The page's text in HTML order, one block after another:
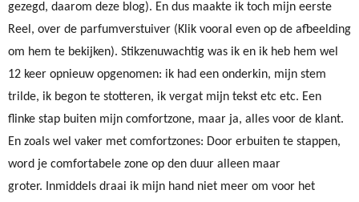
gezegd, daarom deze blog). En dus maakte ik toch mijn eerste
Reel, over de parfumverstuiver (Klik vooral even op de afbeelding
om hem te bekijken). Stikzenuwachtig was ik en ik heb hem wel
12 keer opnieuw opgenomen: ik had een onderkin, mijn stem
trilde, ik begon te stotteren, ik vergat mijn tekst etc etc. Een
flinke stap buiten mijn comfortzone, maar ja, alles voor de klant.
En zoals wel vaker met comfortzones: Door erbuiten te stappen,
word je comfortabele zone op den duur alleen maar
groter. Inmiddels draai ik mijn hand niet meer om voor het